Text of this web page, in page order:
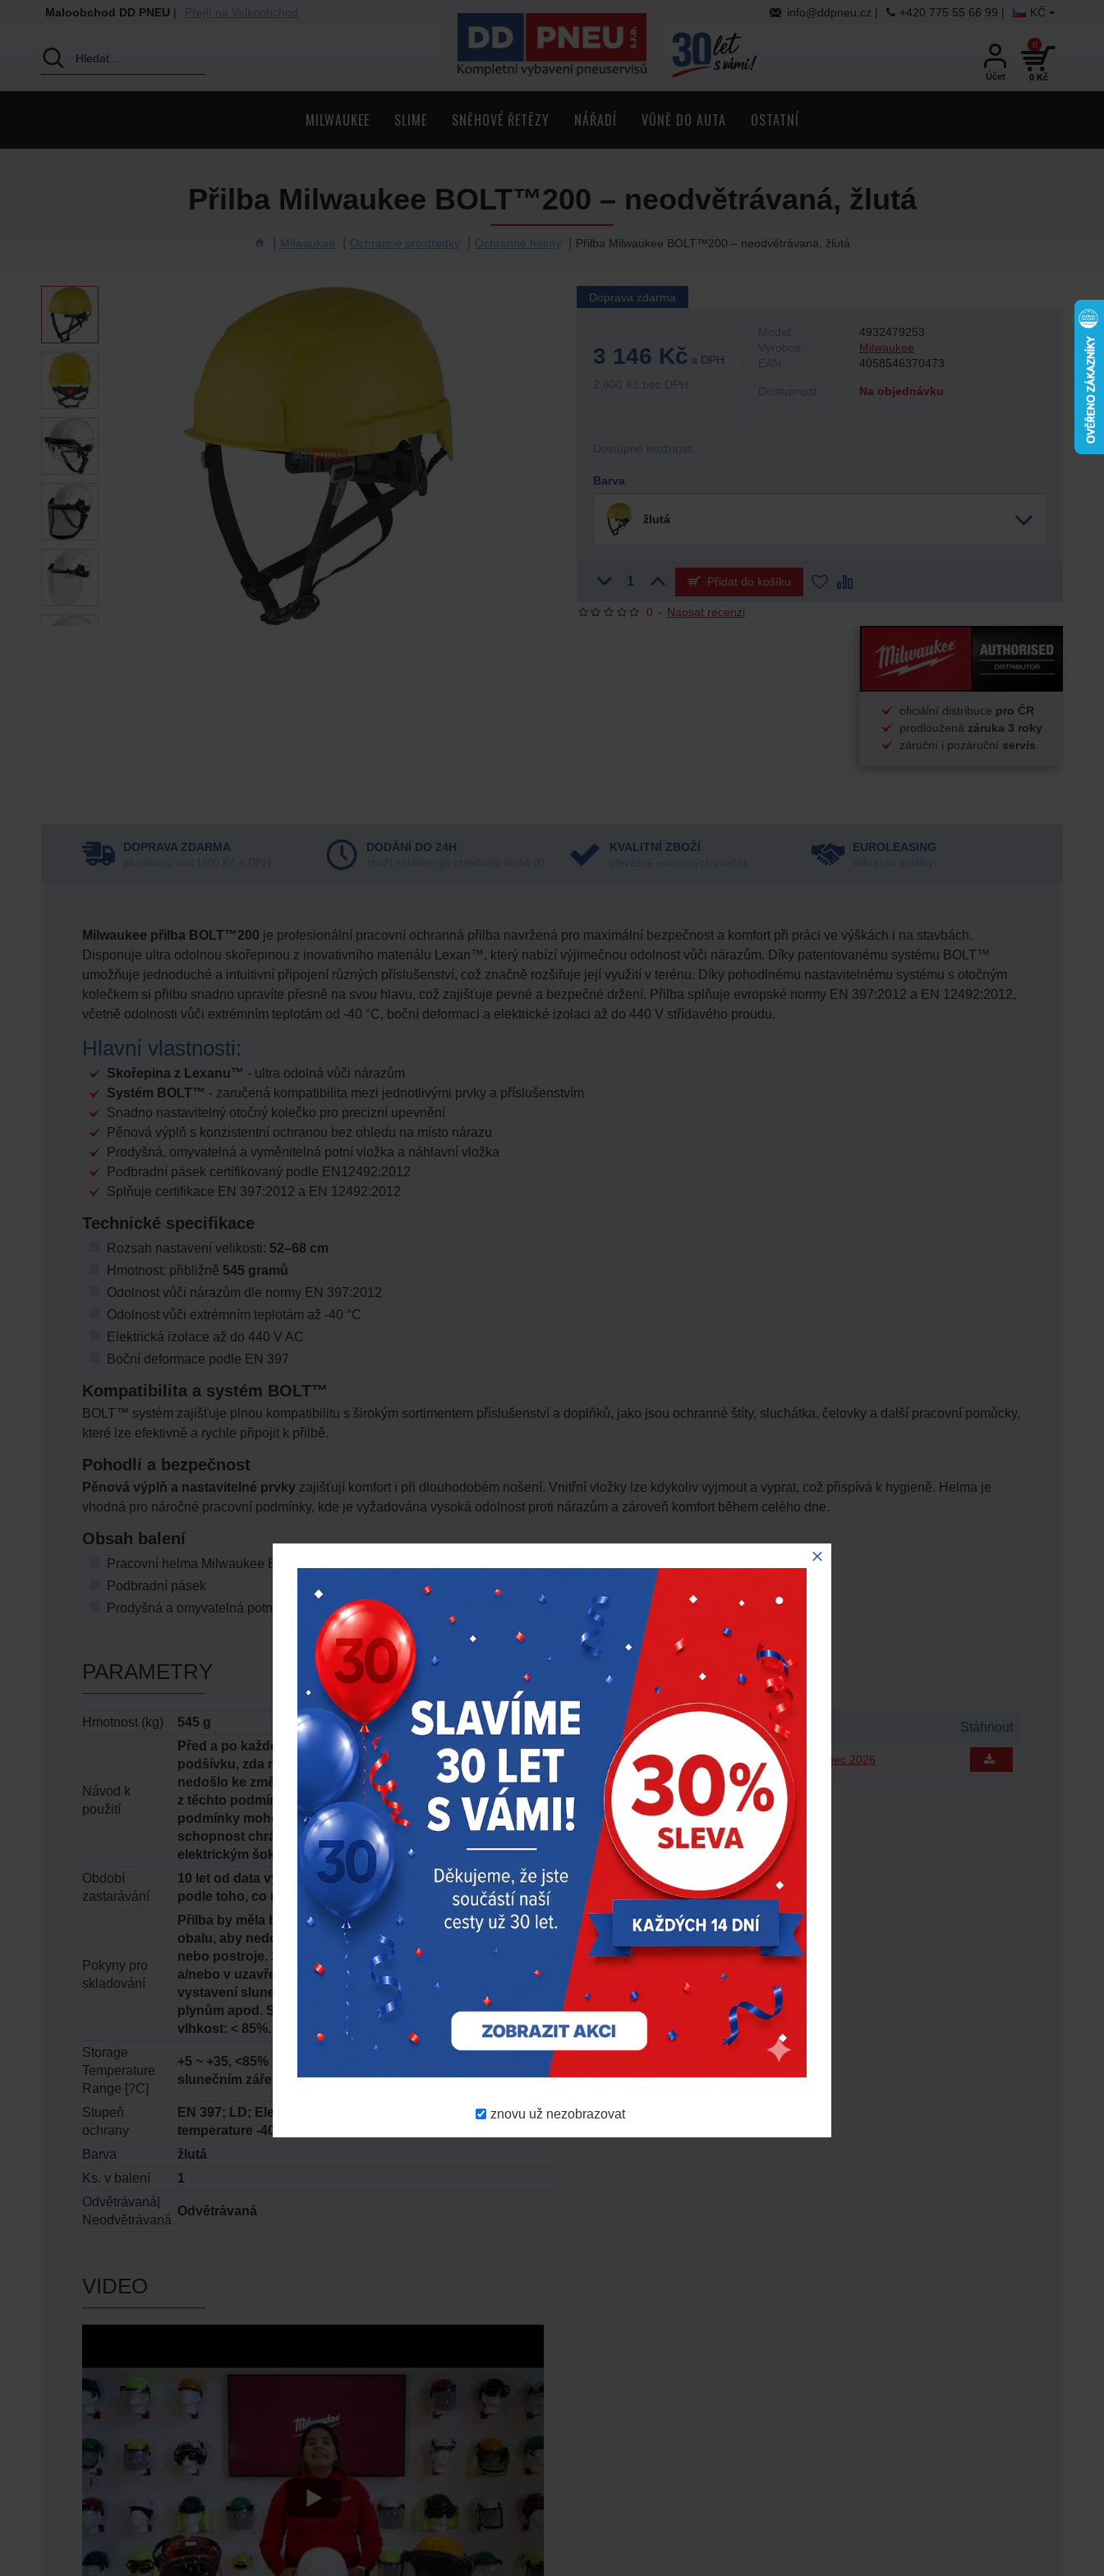
znovu už nezobrazovat
Maloobchod DD PNEU | Přejít na Velkoobchod KČ
info@ddpneu.cz | +420 775 55 66 99 |
Účet 0 Kč
0
MILWAUKEE SLIME SNĚHOVÉ ŘETĚZY NÁŘADÍ VŮNĚ DO AUTA OSTATNÍ
Milwaukee Ochranné prostředky Ochranné helmy Přilba Milwaukee BOLT™200 – neodvětrávaná, žlutá
Přilba Milwaukee BOLT™200 – neodvětrávaná, žlutá
Doprava zdarma
0 - Napsat recenzi
3 146 Kč s DPH
2 600 Kč bez DPH
Dostupnost: Na objednávku
Výrobce: Milwaukee
Model: 4932479253
EAN: 4058546370473
Dostupné možnosti
Barva
žlutá
Přidat do košíku
oficiální distribuce pro ČR
prodloužená záruka 3 roky
záruční i pozáruční servis
DOPRAVA ZDARMA DODÁNÍ DO 24H KVALITNÍ ZBOŽÍ EUROLEASING
Milwaukee přilba BOLT™200 je profesionální pracovní ochranná přilba navržená pro maximální bezpečnost a komfort při práci ve výškách i na stavbách.
Disponuje ultra odolnou skořepinou z inovativního materiálu Lexan™, který nabízí výjimečnou odolnost vůči nárazům. Díky patentovanému systému BOLT™
umožňuje jednoduché a intuitivní připojení různých příslušenství, což značně rozšiřuje její využití v terénu. Díky pohodlnému nastavitelnému systému s otočným
kolečkem si přilbu snadno upravíte přesně na svou hlavu, což zajišťuje pevné a bezpečné držení. Přilba splňuje evropské normy EN 397:2012 a EN 12492:2012,
včetně odolnosti vůči extrémním teplotám od -40 °C, boční deformaci a elektrické izolaci až do 440 V střídavého proudu.
Hlavní vlastnosti:
Skořepina z Lexanu™ - ultra odolná vůči nárazům
Systém BOLT™ - zaručená kompatibilita mezi jednotlivými prvky a příslušenstvím
Snadno nastavitelný otočný kolečko pro precizní upevnění
Pěnová výplň s konzistentní ochranou bez ohledu na místo nárazu
Prodyšná, omyvatelná a vyměnitelná potní vložka a náhlavní vložka
Podbradní pásek certifikovaný podle EN12492:2012
Splňuje certifikace EN 397:2012 a EN 12492:2012
Technické specifikace
Rozsah nastavení velikosti: 52–68 cm
Hmotnost: přibližně 545 gramů
Odolnost vůči nárazům dle normy EN 397:2012
Odolnost vůči extrémním teplotám až -40 °C
Elektrická izolace až do 440 V AC
Boční deformace podle EN 397
Kompatibilita a systém BOLT™
BOLT™ systém zajišťuje plnou kompatibilitu s širokým sortimentem příslušenství a doplňků, jako jsou ochranné štíty, sluchátka, čelovky a další pracovní pomůcky,
které lze efektivně a rychle připojit k přilbě.
Pohodlí a bezpečnost
Pěnová výplň a nastavitelné prvky zajišťují komfort i při dlouhodobém nošení. Vnitřní vložky lze kdykoliv vyjmout a vyprat, což přispívá k hygieně. Helma je
vhodná pro náročné pracovní podmínky, kde je vyžadována vysoká odolnost proti nárazům a zároveň komfort během celého dne.
Obsah balení
Pracovní helma Milwaukee BOLT™200
Podbradní pásek
Prodyšná a omyvatelná potní vložka
PARAMETRY
Hmotnost (kg) 545 g
Návod k
použití
Před a po každém použití zkontrolujte skořepinu, postroj a
podšívku, zda nejsou poškozené, popraskané, zda
nedošlo ke změně barvy a vzhledu. Pokud nastane některá
z těchto podmínek, okamžitě přilbu vyměňte, protože tyto
podmínky mohou naznačovat, že přilba ztratila svou
schopnost chránit před nárazem, proražením a/nebo
elektrickým šokem.
Období
zastarávání
10 let od data výroby nebo 5 let od data prvního použití,
podle toho, co nastane dříve.
Pokyny pro
skladování
Přilba by měla být přepravována v dostatečně pevném
obalu, aby nedošlo k náhodnému poškození skořepiny
nebo postroje. Skladujte ve vhodném skladovacím vaku
a/nebo v uzavřené skříni, abyste zabránili dlouhodobému
vystavení slunečnímu záření, chladu, vlhkosti, výfukovým
plynům apod. Skladovací teplota: +5C až +35C. Skladovací
vlhkost: < 85%.
Storage
Temperature
Range [?C]
+5 ~ +35, <85% relativní vlhkost, chraňte před přímým
slunečním zářením
Stupeň
ochrany
EN 397; LD; Electrical insulation 440 V a.c.; Extreme
temperature -40°C; EN 12492; except clause 4,1.4
Barva
žlutá
Ks. v balení
1
Odvětrávaná|
Neodvětrávaná
Odvětrávaná
KE STAŽENÍ
Název souboru Stáhnout
Milwaukee news – březen 2026 až červenec 2026
VIDEO